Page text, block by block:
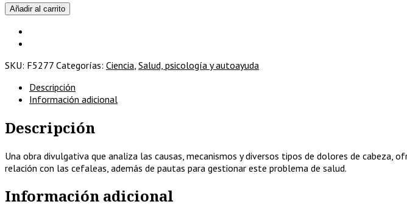
¿Por
qué
duele
cabeza?
detrás
las
cefaleas
Añadir al carrito
SKU: F5277 Categorías: Ciencia Salud, psicología y autoayuda
Descripción
Información adicional
Descripción
Una obra divulgativa que analiza las causas, mecanismos y diversos tipos de dolores de
relación con las cefaleas, además de pautas para gestionar este problema de salud.
Información adicional